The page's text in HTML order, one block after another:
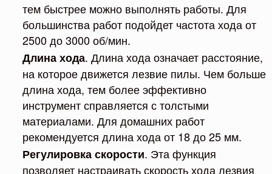
тем быстрее можно выполнять работы. Для
большинства работ подойдет частота хода от
2500 до 3000 об/мин.
Длина хода. Длина хода означает расстояние,
на которое движется лезвие пилы. Чем больше
длина хода, тем более эффективно
инструмент справляется с толстыми
материалами. Для домашних работ
рекомендуется длина хода от 18 до 25 мм.
Регулировка скорости. Эта функция
позволяет настраивать скорость хода лезвия